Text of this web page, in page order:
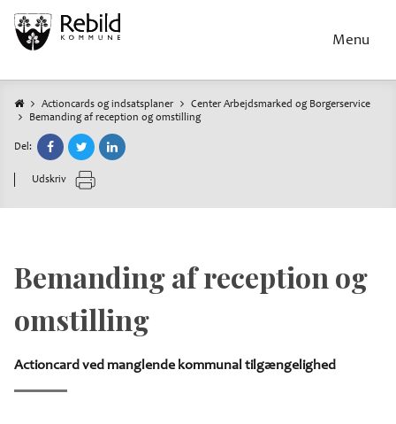
hovedindhold
Menu
Brødkrumme
Actioncards og indsatsplaner
Center Arbejdsmarked og Borgerservice
Bemanding af reception og omstilling
Del:
Udskriv
Bemanding af reception og
omstilling
Actioncard ved manglende kommunal tilgængelighed